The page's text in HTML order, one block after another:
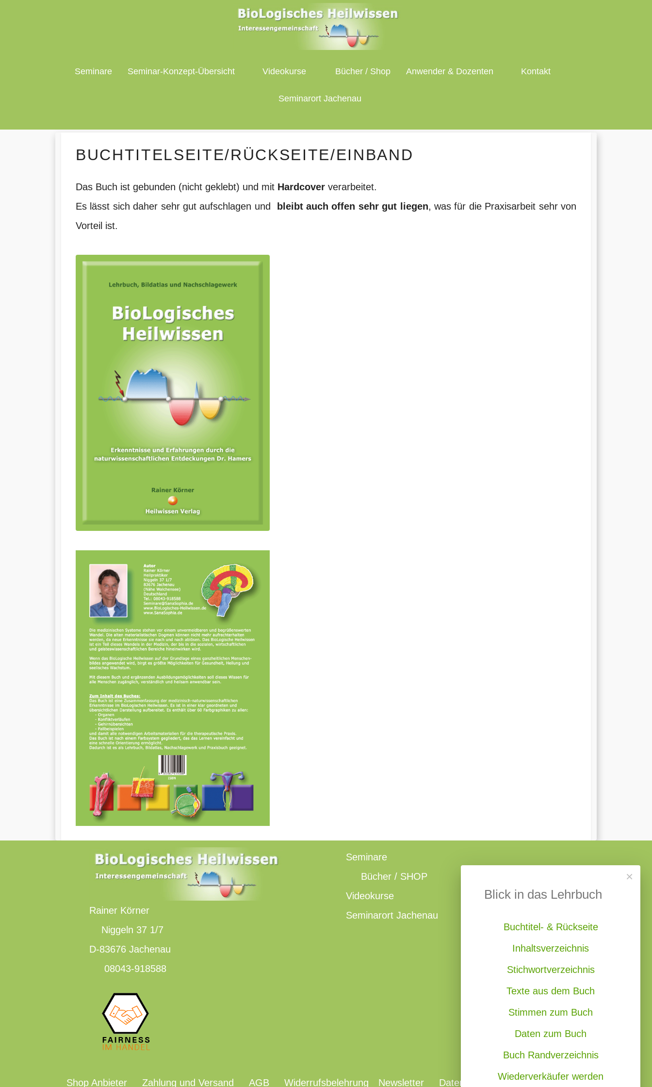
Seminare Seminar-Konzept-Übersicht Videokurse Bücher / Shop Anwender & Dozenten Kontakt
Seminarort Jachenau
BUCHTITELSEITE/RÜCKSEITE/EINBAND
Das Buch ist gebunden (nicht geklebt) und mit Hardcover verarbeitet.
Es lässt sich daher sehr gut aufschlagen und
bleibt auch offen sehr gut liegen, was für die Praxisarbeit sehr von
Vorteil ist.
Rainer Körner
Niggeln 37 1/7
D-83676 Jachenau
08043-918588
Seminare
Bücher / SHOP
Videokurse
Seminarort Jachenau
Shop Anbieter Zahlung und Versand AGB Widerrufsbelehrung Newsletter Datenschutzerklärung
×
Blick in das Lehrbuch
Buchtitel- & Rückseite
Inhaltsverzeichnis
Stichwortverzeichnis
Texte aus dem Buch
Stimmen zum Buch
Daten zum Buch
Buch Randverzeichnis
Wiederverkäufer werden